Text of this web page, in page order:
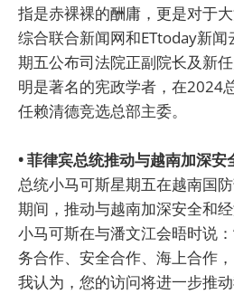
指是赤裸裸的酬庸，更是对于
综合联合新闻网和ETtoday新
期五公布司法院正副院长及新
明是著名的宪政学者，在2024
任赖清德竞选总部主委。
• 菲律宾总统推动与越南加深安
总统小马可斯星期五在越南国
期间，推动与越南加深安全和
小马可斯在与潘文江会晤时说
务合作、安全合作、海上合作
我认为，您的访问将进一步推